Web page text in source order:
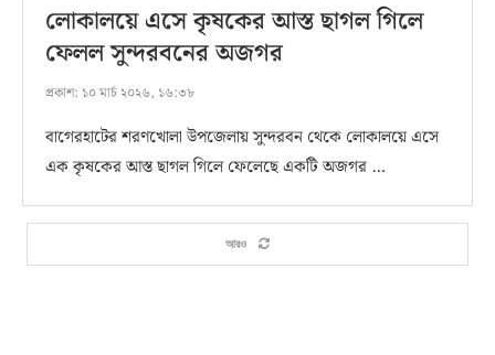
লোকালয়ে এসে কৃষকের আস্ত ছাগল গিলে
ফেলল সুন্দরবনের অজগর
প্রকাশ: ১০ মার্চ ২০২৬, ১৬:৩৮
বাগেরহাটের শরণখোলা উপজেলায় সুন্দরবন থেকে লোকালয়ে এসে
এক কৃষকের আস্ত ছাগল গিলে ফেলেছে একটি অজগর …
আরও